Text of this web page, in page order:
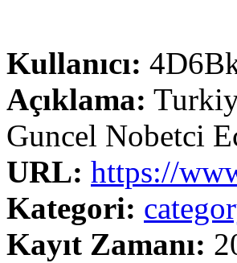
Kullanıcı:
Açıklama:
Guncel Nobetci
URL: https://
Kategori:
Kayıt Zamanı: